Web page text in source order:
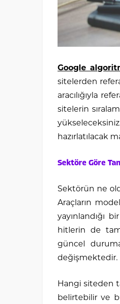
Google
sitelerden
aracılığıyla
sitelerin
hazırlatılacak
Sektöre Göre
Sektörün ne
Araçların
yayınlandığı
hitlerin de tam
güncel
değişmektedir.
Hangi siteden
belirtebilir ve